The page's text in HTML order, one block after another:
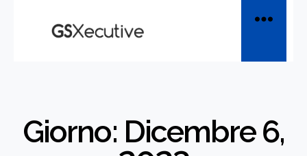
Giorno: Dicembre 6,